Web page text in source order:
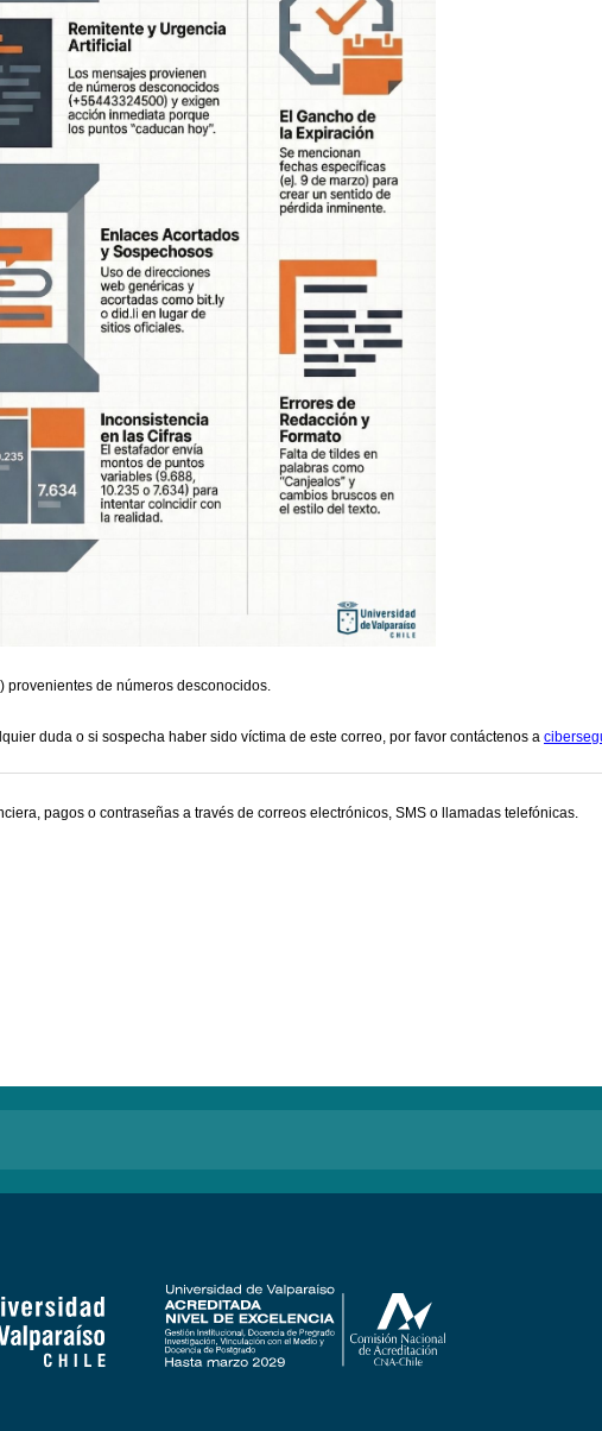
provenientes de números desconocidos.
duda o si sospecha haber sido víctima de este correo, por favor contáctenos a
pagos o contraseñas a través de correos electrónicos, SMS o llamadas telefónicas.